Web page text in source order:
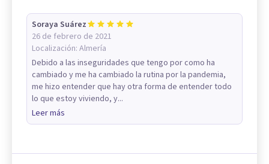
Soraya Suárez
26 de febrero de 2021
Localización: Almería
Debido a las inseguridades que tengo por como ha
cambiado y me ha cambiado la rutina por la pandemia,
me hizo entender que hay otra forma de entender todo
lo que estoy viviendo, y...
Leer más